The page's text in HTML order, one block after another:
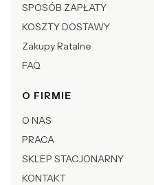
SPOSÓB ZAPŁATY
KOSZTY DOSTAWY
Zakupy Ratalne
FAQ
O FIRMIE
O NAS
PRACA
SKLEP STACJONARNY
KONTAKT